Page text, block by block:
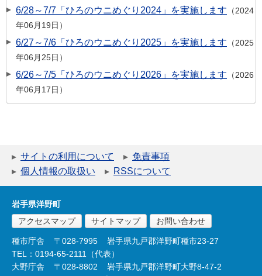
6/28～7/7「ひろのウニめぐり2024」を実施します
2024
年06月19日
6/27～7/6「ひろのウニめぐり2025」を実施します
2025
年06月25日
6/26～7/5「ひろのウニめぐり2026」を実施します
2026
年06月17日
サイトの利用について
免責事項
個人情報の取扱い
RSSについて
岩手県洋野町
アクセスマップ
サイトマップ お問い合わせ
種市庁舎 〒028-7995
岩手県九戸郡洋野町種市23-27
TEL：0194-65-2111（代表）
大野庁舎
〒028-8802
岩手県九戸郡洋野町大野8-47-2